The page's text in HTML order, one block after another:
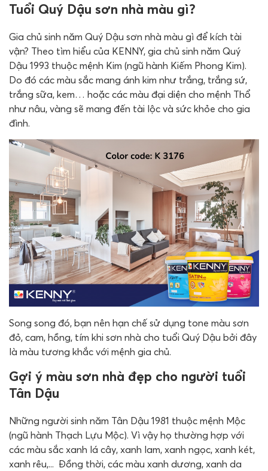
Tuổi Quý Dậu sơn nhà màu gì?
Gia chủ sinh năm Quý Dậu sơn nhà màu gì để kích tài
vận? Theo tìm hiểu của KENNY, gia chủ sinh năm Quý
Dậu 1993 thuộc mệnh Kim (ngũ hành Kiếm Phong Kim).
Do đó các màu sắc mang ánh kim như trắng, trắng sứ,
trắng sữa, kem… hoặc các màu đại diện cho mệnh Thổ
như nâu, vàng sẽ mang đến tài lộc và sức khỏe cho gia
đình.
Song song đó, bạn nên hạn chế sử dụng tone màu sơn
đỏ, cam, hồng, tím khi sơn nhà cho tuổi Quý Dậu bởi đây
là màu tương khắc với mệnh gia chủ.
Gợi ý màu sơn nhà đẹp cho người tuổi
Tân Dậu
Những người sinh năm Tân Dậu 1981 thuộc mệnh Mộc
(ngũ hành Thạch Lựu Mộc). Vì vậy họ thường hợp với
các màu sắc xanh lá cây, xanh lam, xanh ngọc, xanh két,
xanh rêu,... Đồng thời, các màu xanh dương, xanh da